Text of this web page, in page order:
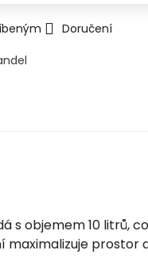
Doručení
objemem 10 litrů,
maximalizuje